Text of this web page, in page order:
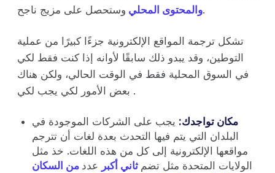
والمحتوى المحليوستحصل على مزيج ناجح.
تشكل ترجمة المواقع الإلكترونية جزءًا كبيرًا من عملية
التوطين، وقد يبدو ذلك سابقًا لأوانه إذا كنت فقط لكي
في السوق المحلية فقط في الوقت الحالي، ولكن هناك
بعض الأمور لكي يجب لكي .
مكان تواجدك: يجب على الشركات الموجودة في
البلدان التي يتم فيها التحدث بعدة لغات أن تترجم
مواقعها الإلكترونية إلى كل من هذه اللغات. خذ مثل
الولايات المتحدة مثل تضم ثاني أكبر عدد من السكان